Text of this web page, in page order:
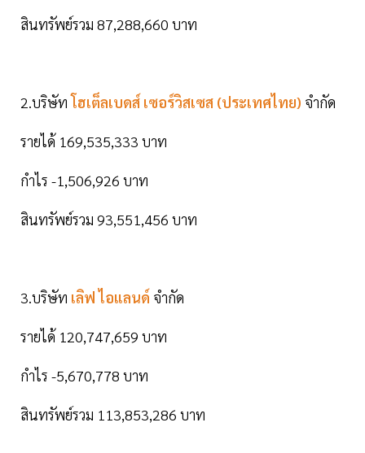
สินทรัพย์รวม 87,288,660 บาท
2.บริษัทโฮเต็ลเบดส์ เซอร์วิสเซส (ประเทศไทย) จำกัด
รายได้ 169,535,333 บาท
กำไร -1,506,926 บาท
สินทรัพย์รวม 93,551,456 บาท
3.บริษัท เลิฟ ไอแลนด์ จำกัด
รายได้ 120,747,659 บาท
กำไร -5,670,778 บาท
สินทรัพย์รวม 113,853,286 บาท